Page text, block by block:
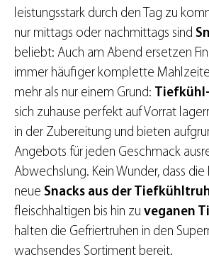
leistungsstark durch den Tag zu
nur mittags oder nachmittags sind
beliebt: Auch am Abend ersetzen
immer häufiger komplette
mehr als nur einem Grund:
sich zuhause perfekt auf Vorrat
in der Zubereitung und bieten
Angebots für jeden Geschmack
Abwechslung. Kein Wunder, dass
neue Snacks aus der
fleischhaltigen bis hin zu veganen
halten die Gefriertruhen in den
wachsendes Sortiment bereit.